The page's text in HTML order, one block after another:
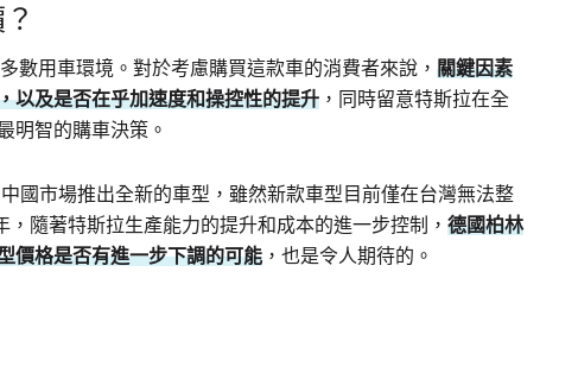
數用車環境。對於考慮購買這款車的消費者來說， 關鍵因素
以及是否在乎加速度和操控性的提升 ，同時留意特斯拉在全
明智的購車決策。
國市場推出全新的車型，雖然新款車型目前僅在台灣無法整
隨著特斯拉生產能力的提升和成本的進一步控制， 德國柏林
價格是否有進一步下調的可能 ，也是令人期待的。